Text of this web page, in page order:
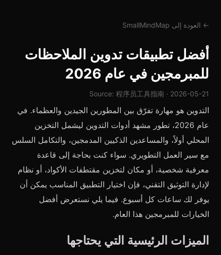
← العودة إلى SmallMindMap
أفضل تطبيقات تدوين الملاحظات
للمبرمجين في عام 2026
Source: 程序员工具指南 · 2026-05-21
التدوين هو مهارة تفرّق بين المطورين الجيدين والعظماء. في
عام 2026، تطور مشهد أدوات التدوين ليشمل التخزين
المحلي أولاً، والمساعدين الذكيين المدمجين، والتكامل السلس
مع سير العمل التطويري. سواء كنت بحاجة إلى قاعدة
معرفية شخصية، أو مكان لتخزين مقتطفات الأكواد، أو نظام
لإدارة التوثيق التقني، فإن اختيار التطبيق المناسب يمكن أن
يوفر لك ساعات كل أسبوع. فيما يلي نستعرض أفضل
الخيارات للمبرمجين هذا العام.
الميزات الرئيسية التي يحتاجها